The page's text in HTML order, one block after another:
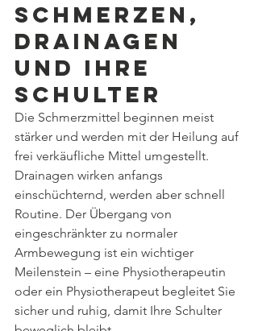
Schmerzen,
Drainagen
und Ihre
Schulter
Die Schmerzmittel beginnen meist
stärker und werden mit der Heilung auf
frei verkäufliche Mittel umgestellt.
Drainagen wirken anfangs
einschüchternd, werden aber schnell
Routine. Der Übergang von
eingeschränkter zu normaler
Armbewegung ist ein wichtiger
Meilenstein – eine Physiotherapeutin
oder ein Physiotherapeut begleitet Sie
sicher und ruhig, damit Ihre Schulter